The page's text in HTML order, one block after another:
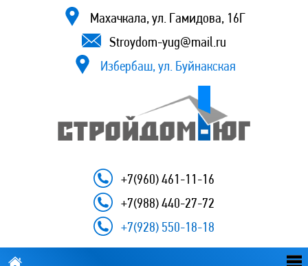
Махачкала, ул. Гамидова, 16Г
Stroydom-yug@mail.ru
Избербаш, ул. Буйнакская
+7(960) 461-11-16
+7(988) 440-27-72
+7(928) 550-18-18